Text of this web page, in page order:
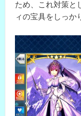
ため、これ対策と
ィの宝具をしっか